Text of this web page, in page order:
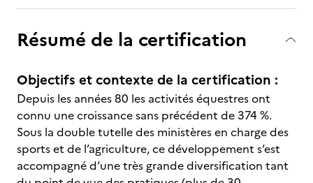
Résumé de la certification
Objectifs et contexte de la certification :
Depuis les années 80 les activités équestres ont
connu une croissance sans précédent de 374 %.
Sous la double tutelle des ministères en charge des
sports et de l’agriculture, ce développement s’est
accompagné d’une très grande diversification tant